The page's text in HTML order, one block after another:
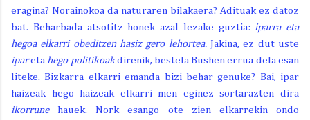
eragina? Norainokoa da naturaren bilakaera? Adituak ez datoz
bat. Beharbada atsotitz honek azal lezake guztia: iparra eta
hegoa elkarri obeditzen hasiz gero lehortea. Jakina, ez dut uste
ipareta hego politikoakdirenik, bestela Bushen errua dela esan
liteke. Bizkarra elkarri emanda bizi behar genuke? Bai, ipar
haizeak hego haizeak elkarri men eginez sortarazten dira
ikorrunehauek. Nork esango ote zien elkarrekin ondo